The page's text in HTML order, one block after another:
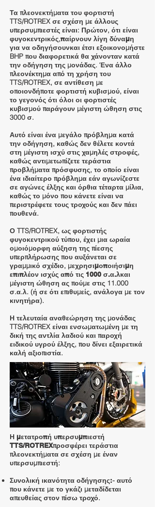
Τα πλεονεκτήματα του φορτιστή
TTS/ROTREX σε σχέση με άλλους
υπερσυμπιεστές είναι: Πρώτον, ότι είναι
φυγοκεντρικός,παίρνουν λίγη δύναμη
για να οδηγήσουνκαι έτσι εξοικονομήστε
BHP που διαφορετικά θα χάνονταν κατά
την οδήγηση της μονάδας. Ένα άλλο
πλεονέκτημα από τη χρήση του
TTS/ROTREX, σε αντίθεση με
οποιονδήποτε φορτιστή κυβισμού, είναι
το γεγονός ότι όλοι οι φορτιστές
κυβισμού παράγουν μέγιστη ώθηση στις
3000 σ.
Αυτό είναι ένα μεγάλο πρόβλημα κατά
την οδήγηση, καθώς δεν θέλετε κοντά
στη μέγιστη ισχύ στις χαμηλές στροφές,
καθώς αντιμετωπίζετε τεράστια
προβλήματα πρόσφυσης, το οποίο είναι
ένα ιδιαίτερο πρόβλημα εάν αγωνίζεστε
σε αγώνες έλξης και όρθια τέταρτα μίλια,
καθώς το μόνο που κάνετε είναι να
περιστρέφετε τους τροχούς και δεν πάει
πουθενά.
Ο TTS/ROTREX, ως φορτιστής
φυγοκεντρικού τύπου, έχει μια ωραία
ομοιόμορφη αύξηση της πίεσης
υπερπλήρωσης που αυξάνεται σε
γραμμικό σχέδιο, μεχρησιμοποιήσιμη
επιπλέον ισχύς από τις 1000 σ.α.λκαι
μέγιστη ώθηση ας πούμε στις 11.000
σ.α.λ. (ή σε ότι επιθυμείς, ανάλογα με τον
κινητήρα).
Η τελευταία αναθεώρηση της μονάδας
TTS/ROTREX είναι ενσωματωμένη με τη
δική της αντλία λαδιού και παροχή
ειδικού υγρού έλξης, που δίνει εξαιρετικά
καλή αξιοπιστία.
Η μετατροπή υπερσυμπιεστή
TTS/ROTREXπροσφέρει τεράστια
πλεονεκτήματα σε σχέση με έναν
υπερσυμπιεστή:
Συνολική ικανότητα οδήγησης:- αυτό
που κάνετε με το γκάζι μεταδίδεται
απευθείας στον πίσω τροχό.